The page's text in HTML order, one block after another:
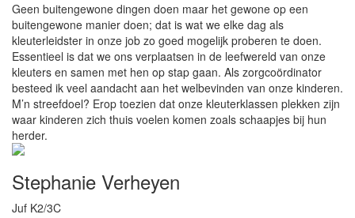
Geen buitengewone dingen doen maar het gewone op een
buitengewone manier doen; dat is wat we elke dag als
kleuterleidster in onze job zo goed mogelijk proberen te doen.
Essentieel is dat we ons verplaatsen in de leefwereld van onze
kleuters en samen met hen op stap gaan. Als zorgcoördinator
besteed ik veel aandacht aan het welbevinden van onze kinderen.
M’n streefdoel? Erop toezien dat onze kleuterklassen plekken zijn
waar kinderen zich thuis voelen komen zoals schaapjes bij hun
herder.
Stephanie Verheyen
Juf K2/3C